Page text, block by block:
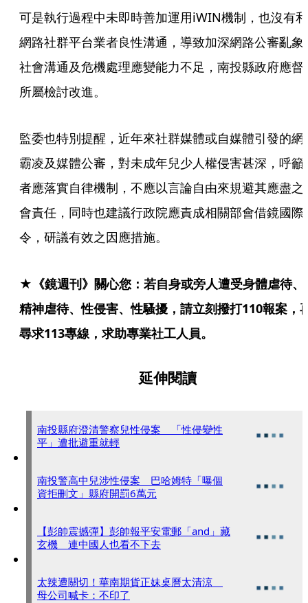
可是執行過程中未即時善加運用iWIN機制，也沒有和
網路社群平台業者良性溝通，導致加深網路公審亂象
社會溝通及危機處理應變能力不足，南投縣政府應督
所屬檢討改進。
監委也特別提醒，近年來社群媒體或自媒體引發的網
霸凌及媒體公審，對未成年兒少人權侵害甚深，呼籲
者應落實自律機制，不應以言論自由來規避其應盡之
會責任，同時也建議行政院應責成相關部會借鏡國際
令，研議有效之因應措施。
★《鏡週刊》關心您：若自身或旁人遭受身體虐待、
精神虐待、性侵害、性騷擾，請立刻撥打110報案，
尋求113專線，求助專業社工人員。
延伸閱讀
南投縣府澄清警察兒性侵案 「性侵變性
平」遭批避重就輕
南投警高中兒涉性侵案 巴哈姆特「曝個
資拒刪文」縣府開罰6萬元
【彭帥震撼彈】彭帥報平安電郵「and」藏
玄機 連中國人也看不下去
太辣遭關切！華南期貨正妹桌曆太清涼
母公司喊卡：不印了